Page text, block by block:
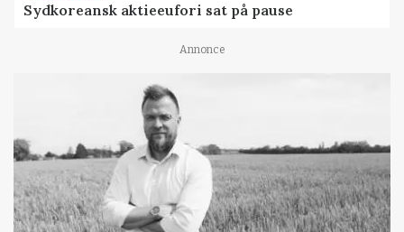
Sydkoreansk aktieeufori sat på pause
Annonce